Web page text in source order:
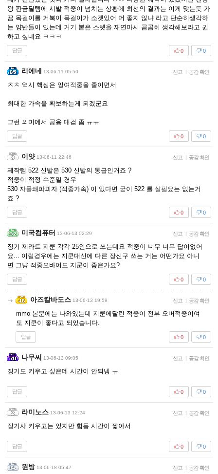
왕 판금딜템에 시발 적중이 넘치는 상황에 최선의 결과는 이게 맞는듯 가
끔 목걸이를 거북이 목걸이가 소켓있어 더 좋지 않냐 라고 단순히생각하
는 양반들이 있는데 거기 붙은 스텟을 재연마시 곰곰히 생각해보라고 권
하고 싶네요 ㅋㅋㅋ
답글 0
0
리에네 13-06-11 05:50 신고 | 공감 확인
ㅊㅊ 역시 핵심은 잉여적중을 줄이면서
최대한 가속을 확보하는게 되겠군요
그런 의미에서 공용 대검 좀 ㅠㅠ
답글 0
0
이얏 13-06-11 22:46 신고 | 공감 확인
제작템 522 신발은 530 신발의 동급인거죠 ?
적중이 적정 수준일 경우
530 자물쇄파괴자 (적중가속) 이 있다면 굳이 522 를 살필요는 없는거
죠 ?
답글 0
0
미국컴퓨터 13-06-13 02:29 신고 | 공감 확인
징기 제라트 지쿤 각각 25인으로 쓰는데요 적중이 너무 너무 답이없어
요... 이럴경우에는 지쿤대신에 다른 장신구 쓰는 거는 어떤가요 아니
면 그냥 적중오바여도 지쿤이 좋은가요?
답글 0
0
아즈칼바도스 13-06-13 19:59 신고 | 공감 확인
mmo 본문에는 나와있는데 지쿤에달린 적중이 전부 오버적중이여
도 지쿤이 좋다고 되있습니다.
답글 0
0
나무씨 13-06-13 09:05 신고 | 공감 확인
징기도 키우고 싶은데 시간이 안되넹 ㅠ
답글 0
0
라미노스 13-06-13 12:24 신고 | 공감 확인
징기사 키우고는 있지만 힘듬 시간이 짧아서
답글 0
0
원방 13-06-18 05:47 신고 | 공감 확인